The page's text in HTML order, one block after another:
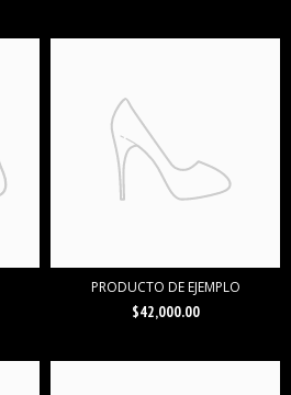
PRODUCTO DE EJEMPLO
$42,000.00